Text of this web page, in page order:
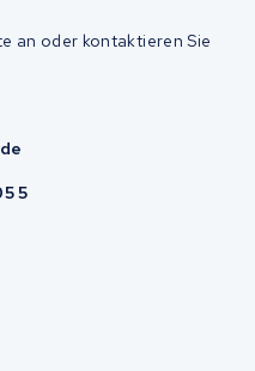
an oder kontaktieren Sie
5